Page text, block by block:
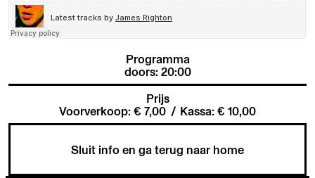
Programma
doors: 20:00
Prijs
Voorverkoop: € 7,00 / Kassa: € 10,00
Sluit info en ga terug naar home